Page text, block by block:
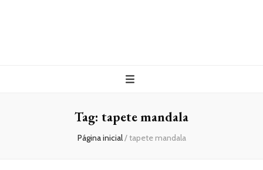
Tag: tapete mandala
Página inicial/tapete mandala